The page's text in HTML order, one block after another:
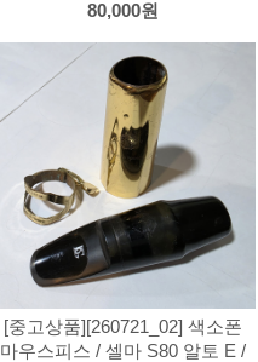
80,000원
[중고상품][260721_02] 색소폰
마우스피스 / 셀마 S80 알토 E /